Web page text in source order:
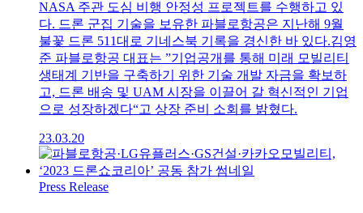
NASA 주관 도심 비행 안정성 프로젝트를 수행하고 있
다. 드론 군집 기술을 보유한 파블로항공은 지난해 9월
불꽃 드론 511대로 기네스북 기록을 경신한 바 있다.김영
준 파블로항공 대표는 ”기업공개를 통해 미래 모빌리티
생태계 기반을 구축하기 위한 기술 개발 자금을 확보하
고, 드론 배송 및 UAM 시장을 이끌어 갈 혁신적인 기업
으로 성장하겠다“고 상장 준비 소회를 밝혔다.
23.03.20
Press Release